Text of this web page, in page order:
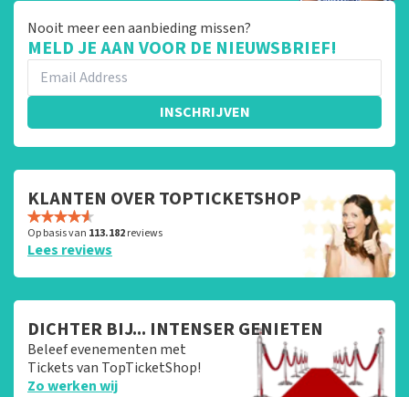
Nooit meer een aanbieding missen?
MELD JE AAN VOOR DE NIEUWSBRIEF!
INSCHRIJVEN
KLANTEN OVER TOPTICKETSHOP
Op basis van 113.182reviews
Lees reviews
DICHTER BIJ... INTENSER GENIETEN
Beleef evenementen met
Tickets van TopTicketShop!
Zo werken wij